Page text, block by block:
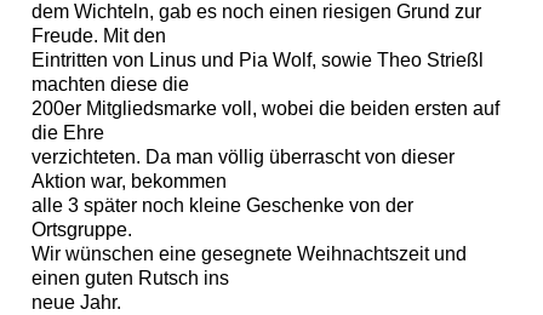
dem Wichteln, gab es noch einen riesigen Grund zur
Freude. Mit den
Eintritten von Linus und Pia Wolf, sowie Theo Strießl
machten diese die
200er Mitgliedsmarke voll, wobei die beiden ersten auf
die Ehre
verzichteten. Da man völlig überrascht von dieser
Aktion war, bekommen
alle 3 später noch kleine Geschenke von der
Ortsgruppe.
Wir wünschen eine gesegnete Weihnachtszeit und
einen guten Rutsch ins
neue Jahr.